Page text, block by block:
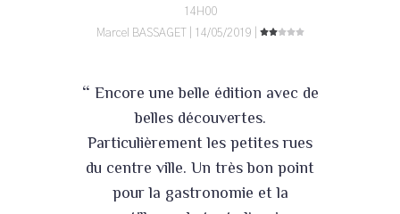
14H00
Marcel BASSAGET | 14/05/2019 |
“ Encore une belle édition avec de
belles découvertes.
Particulièrement les petites rues
du centre ville. Un très bon point
pour la gastronomie et la